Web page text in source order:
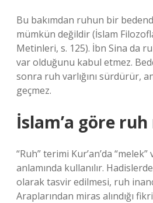
Bu bakımdan ruhun bir
mümkün değildir (İslam
Metinleri, s. 125). İbn Sina da
var olduğunu kabul etmez.
sonra ruh varlığını sürdürür,
geçmez.
İslam’a göre
“Ruh” terimi Kur’an’da “melek”
anlamında kullanılır.
olarak tasvir edilmesi, ruh
Araplarından miras alındığı